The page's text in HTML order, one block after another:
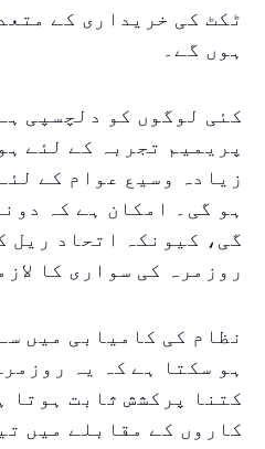
ٹکٹ کی خریداری کے
ہوں گے۔
کئی لوگوں کو دلچسپی
پریمیم تجربہ کے لئے
زیادہ وسیع عوام کے
ہو گی۔ امکان ہے کہ
گی، کیونکہ اتحاد ریل
روزمرہ کی سواری کا
نظام کی کامیابی میں
ہو سکتا ہے کہ یہ
کتنا پرکشش ثابت ہوتا
کاروں کے مقابلے میں